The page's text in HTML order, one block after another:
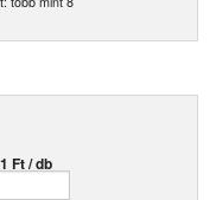
Ft / db